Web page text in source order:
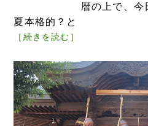
暦の上で、今日は
夏本格的？と
［続きを読む］